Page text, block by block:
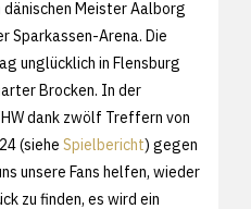
Meister Aalborg
Sparkassen-Arena. Die
unglücklich in Flensburg
Brocken. In der
dank zwölf Treffern von
(siehe Spielbericht) gegen
unsere Fans helfen, wieder
zu finden, es wird ein